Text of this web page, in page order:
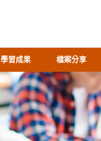
學習成果 檔案分享